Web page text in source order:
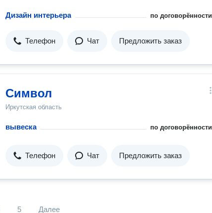
Дизайн интерьера по договорённости
Телефон Чат Предложить заказ
Символ
Иркутская область
вывеска по договорённости
Телефон Чат Предложить заказ
5 Далее